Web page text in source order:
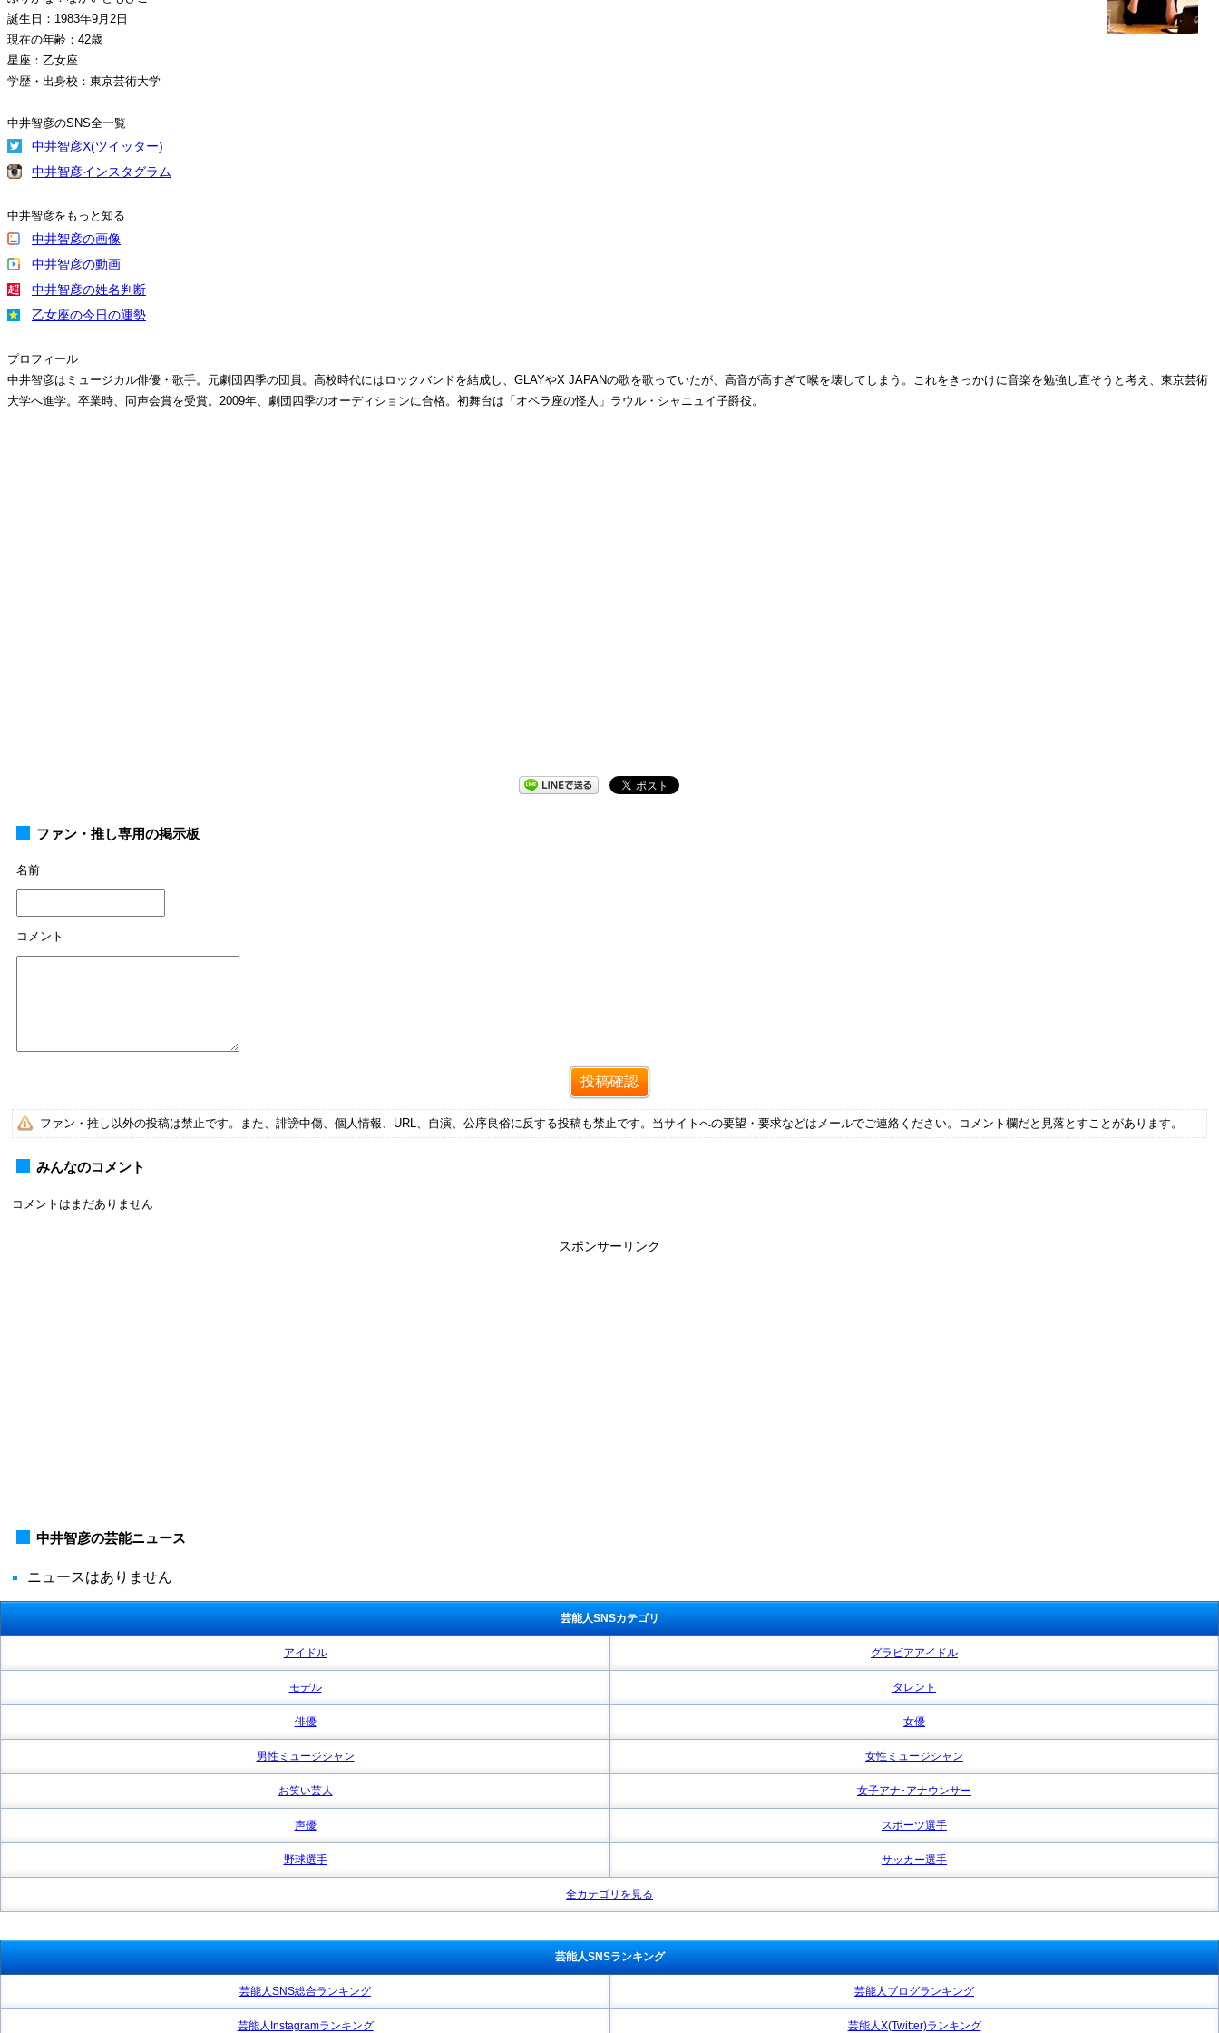
誕生日：1983年9月2日
現在の年齢：42歳
星座：乙女座
学歴・出身校：東京芸術大学
中井智彦のSNS全一覧
中井智彦X(ツイッター)
中井智彦インスタグラム
中井智彦をもっと知る
中井智彦の画像
中井智彦の動画
中井智彦の姓名判断
乙女座の今日の運勢
プロフィール
中井智彦はミュージカル俳優・歌手。元劇団四季の団員。高校時代にはロックバンドを結成し、GLAYやX JAPANの歌を歌っていたが、高音が高すぎて喉を壊してしまう。これをきっかけに音楽を勉強し直そうと考え、東京芸術
大学へ進学。卒業時、同声会賞を受賞。2009年、劇団四季のオーディションに合格。初舞台は「オペラ座の怪人」ラウル・シャニュイ子爵役。
ファン・推し専用の掲示板
名前
コメント
ファン・推し以外の投稿は禁止です。また、誹謗中傷、個人情報、URL、自演、公序良俗に反する投稿も禁止です。当サイトへの要望・要求などはメールでご連絡ください。コメント欄だと見落とすことがあります。
みんなのコメント
コメントはまだありません
スポンサーリンク
中井智彦の芸能ニュース
ニュースはありません
芸能人SNSカテゴリ
アイドル グラビアアイドル
モデル タレント
俳優 女優
男性ミュージシャン 女性ミュージシャン
お笑い芸人 女子アナ･アナウンサー
声優 スポーツ選手
野球選手 サッカー選手
全カテゴリを見る
芸能人SNSランキング
芸能人SNS総合ランキング 芸能人ブログランキング
芸能人Instagramランキング 芸能人X(Twitter)ランキング